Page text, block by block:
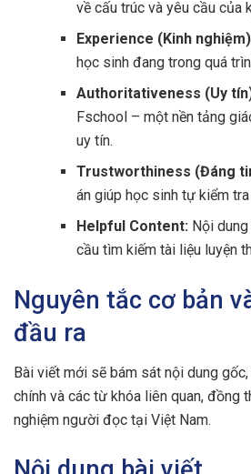
về cấu trúc và yêu cầu của
Experience (Kinh
học sinh đang trong quá
Authoritativeness (Uy
Fschool – một nền tảng
uy tín.
Trustworthiness (Đáng
án giúp học sinh tự kiểm
Helpful Content: Nội
cầu tìm kiếm tài liệu luyện
Nguyên tắc cơ bản
đầu ra
Bài viết mới sẽ bám sát nội dung
chính và các từ khóa liên quan, đồng
nghiệm người đọc tại Việt Nam.